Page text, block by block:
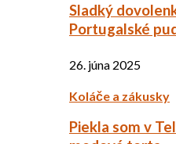
Sladký
Portugalské
26. júna 2025
Koláče a zákusky
Piekla som v